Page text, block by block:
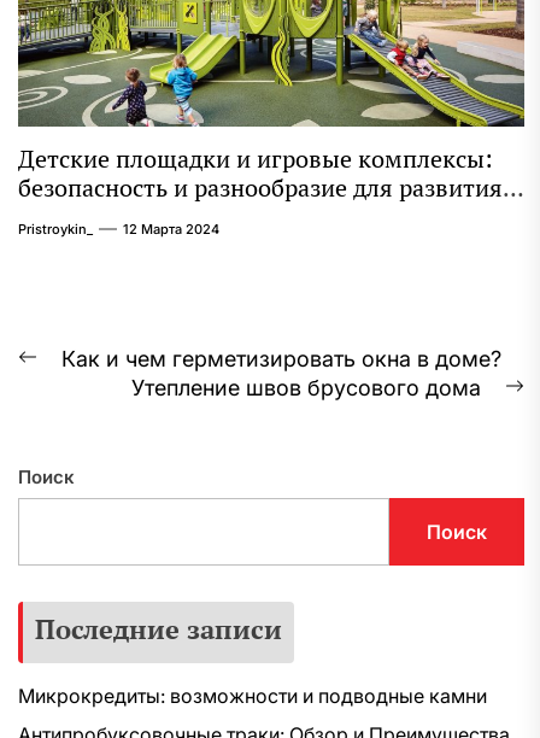
Детские площадки и игровые комплексы:
безопасность и разнообразие для развития
ребенка
Pristroykin_ 12 Марта 2024
Навигация
Предыдущая
Как и чем герметизировать окна в доме?
Утепление швов брусового дома
Поиск
Поиск
Последние записи
Микрокредиты: возможности и подводные камни